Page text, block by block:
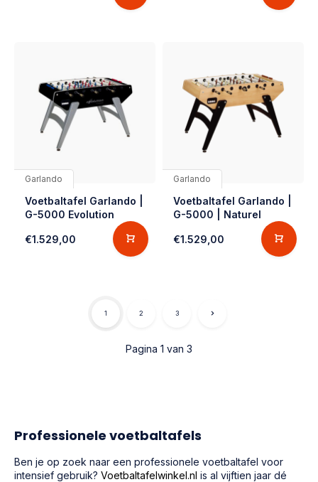
Garlando
Voetbaltafel Garlando |
G-5000 Evolution
€1.529,00
Garlando
Voetbaltafel Garlando |
G-5000 | Naturel
€1.529,00
Pagina 1 van 3
1 2 3
Professionele voetbaltafels
Ben je op zoek naar een professionele voetbaltafel voor
intensief gebruik? Voetbaltafelwinkel.nl is al vijftien jaar dé